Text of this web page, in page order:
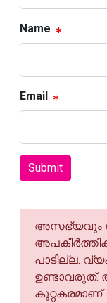
Name
Email
Submit
അസഭ്യവും
പാടില്ല.
ഉണ്ടാവരുത്.